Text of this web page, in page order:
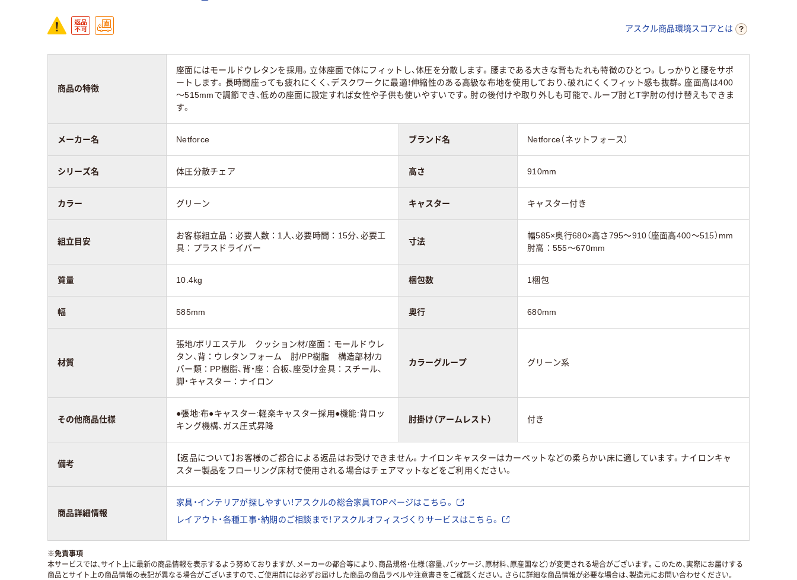
アスクル商品環境スコアとは
商品の特徴
座面にはモールドウレタンを採用。立体座面で体にフィットし、体圧を分散します。腰まである大きな背もたれも特徴のひとつ。しっかりと腰をサポ
ートします。長時間座っても疲れにくく、デスクワークに最適！伸縮性のある高級な布地を使用しており、破れにくくフィット感も抜群。座面高は400
～515mmで調節でき、低めの座面に設定すれば女性や子供も使いやすいです。肘の後付けや取り外しも可能で、ループ肘とT字肘の付け替えもできま
す。
メーカー名 Netforce ブランド名 Netforce（ネットフォース）
シリーズ名 体圧分散チェア 高さ 910mm
カラー グリーン キャスター キャスター付き
組立目安
お客様組立品：必要人数：1人、必要時間：15分、必要工
具：プラスドライバー
寸法
幅585×奥行680×高さ795～910（座面高400～515）mm
肘高：555～670mm
質量 10.4kg 梱包数 1梱包
幅 585mm 奥行 680mm
材質
張地/ポリエステル クッション材/座面：モールドウレ
タン、背：ウレタンフォーム 肘/PP樹脂 構造部材/カ
バー類：PP樹脂、背・座：合板、座受け金具：スチール、
脚・キャスター：ナイロン
カラーグループ グリーン系
その他商品仕様
●張地:布●キャスター:軽楽キャスター採用●機能:背ロッ
キング機構、ガス圧式昇降
肘掛け（アームレスト） 付き
備考
【返品について】お客様のご都合による返品はお受けできません。ナイロンキャスターはカーペットなどの柔らかい床に適しています。ナイロンキャ
スター製品をフローリング床材で使用される場合はチェアマットなどをご利用ください。
商品詳細情報
家具・インテリアが探しやすい！アスクルの総合家具TOPページはこちら。
レイアウト・各種工事・納期のご相談まで！アスクルオフィスづくりサービスはこちら。
※免責事項
本サービスでは、サイト上に最新の商品情報を表示するよう努めておりますが、メーカーの都合等により、商品規格・仕様（容量、パッケージ、原材料、原産国など）が変更される場合がございます。このため、実際にお届けする
商品とサイト上の商品情報の表記が異なる場合がございますので、ご使用前には必ずお届けした商品の商品ラベルや注意書きをご確認ください。さらに詳細な商品情報が必要な場合は、製造元にお問い合わせください。